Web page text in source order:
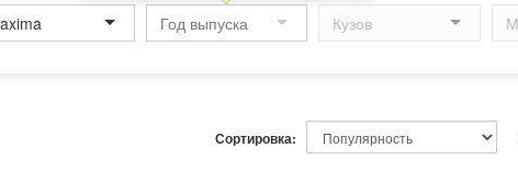
Сортировка: